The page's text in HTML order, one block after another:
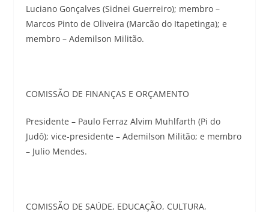
Luciano Gonçalves (Sidnei Guerreiro); membro –
Marcos Pinto de Oliveira (Marcão do Itapetinga); e
membro – Ademilson Militão.
COMISSÃO DE FINANÇAS E ORÇAMENTO
Presidente – Paulo Ferraz Alvim Muhlfarth (Pi do
Judô); vice-presidente – Ademilson Militão; e membro
– Julio Mendes.
COMISSÃO DE SAÚDE, EDUCAÇÃO, CULTURA,